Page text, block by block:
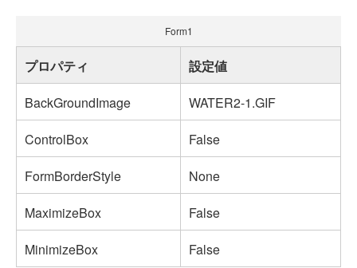
Form1
プロパティ
設定値
BackGroundImage
WATER2-1.GIF
ControlBox
False
FormBorderStyle
None
MaximizeBox
False
MinimizeBox
False